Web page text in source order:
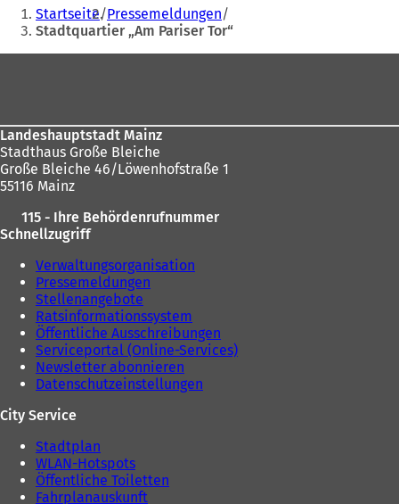
befinden
sich
Startseite Pressemeldungen
Stadtquartier „Am Pariser Tor“
Landeshauptstadt Mainz
Stadthaus Große Bleiche
Große Bleiche 46/Löwenhofstraße 1
55116 Mainz
115 - Ihre Behördenrufnummer
Schnellzugriff
Verwaltungsorganisation
Pressemeldungen
Stellenangebote
Ratsinformationssystem
Öffentliche Ausschreibungen
Serviceportal (Online-Services)
Newsletter abonnieren
Datenschutzeinstellungen
City Service
Stadtplan
WLAN-Hotspots
Öffentliche Toiletten
Fahrplanauskunft